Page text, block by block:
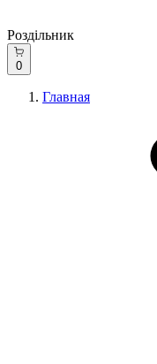
Роздільник
0
Главная